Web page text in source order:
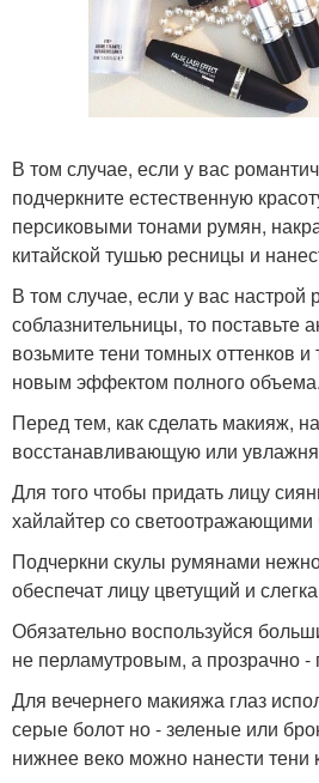
В том случае, если у вас
подчеркните естественную
персиковыми тонами румян,
китайской тушью ресницы и
В том случае, если у вас настрой
соблазнительницы, то поставьте
возьмите тени томных оттенков
новым эффектом полного объема.
Перед тем, как сделать макияж,
восстанавливающую или
Для того чтобы придать лицу
хайлайтер со светоотражающими
Подчеркни скулы румянами
обеспечат лицу цветущий и
Обязательно воспользуйся
не перламутровым, а прозрачно -
Для вечернего макияжа глаз
серые болот но - зеленые или
нижнее веко можно нанести тени